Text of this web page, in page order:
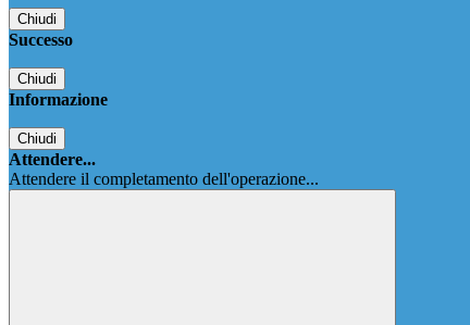
Chiudi
Successo
Chiudi
Informazione
Chiudi
Attendere...
Attendere il completamento dell'operazione...